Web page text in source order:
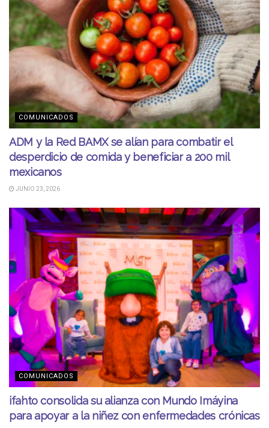
COMUNICADOS
ADM y la Red BAMX se alían para combatir el
desperdicio de comida y beneficiar a 200 mil
mexicanos
JUNIO 23, 2026
COMUNICADOS
ifahto consolida su alianza con Mundo Imáyina
para apoyar a la niñez con enfermedades crónicas